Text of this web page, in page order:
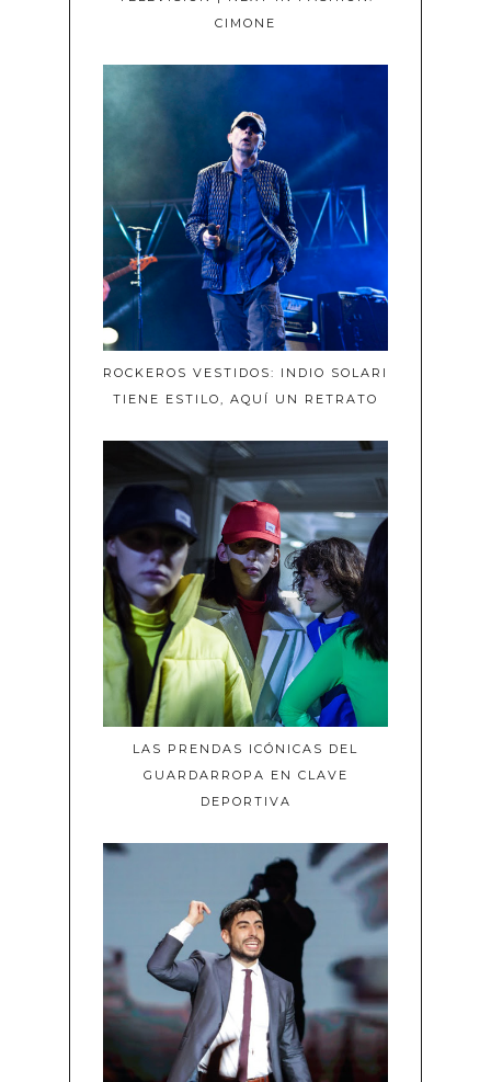
CIMONE
ROCKEROS VESTIDOS: INDIO SOLARI
TIENE ESTILO, AQUÍ UN RETRATO
LAS PRENDAS ICÓNICAS DEL
GUARDARROPA EN CLAVE
DEPORTIVA